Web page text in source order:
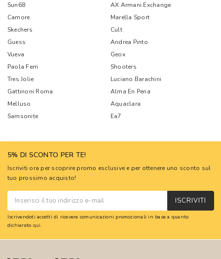
Sun68
AX Armani Exchange
Camore
Marella Sport
Skechers
Cult
Guess
Andrea Pinto
Vueva
Geox
Paola Ferri
Shooters
Tres Jolie
Luciano Barachini
Gattinoni Roma
Alma En Pena
Melluso
Aquaclara
Samsonite
Ea7
5% DI SCONTO PER TE!
Iscriviti ora per scoprire promo esclusive e per ottenere uno sconto sul
tuo prossimo acquisto!
ISCRIVITI
Iscrivendoti accetti di ricevere comunicazioni promozionali in base a quanto
dichiarato qui.